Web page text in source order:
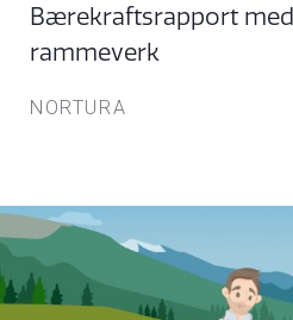
Bærekraftsrapport
rammeverk
NORTURA